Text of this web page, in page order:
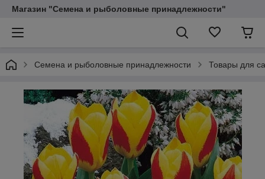
Магазин "Семена и рыболовные принадлежности"
Семена и рыболовные принадлежности Товары для